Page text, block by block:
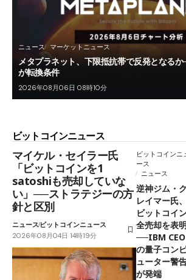
ニュース マーケットニュース
メタプラネット、下限抵抗帯で反発となる
が転換条件
2026年08月06日 08時10分
ビットコインニュース
マイケル・セイラー氏
「ビットコインを1
satoshiも売却していな
い」──ストラテジーの方
針と区別
ニュースビットコインニュース
2026年08月04日 14時19分
ビットコインニ
ース
ニュース
逆神ジム・ク
レイマー氏、
ビットコイ
全売却を表
──IBM CEO
の量子コン
ューター警
が発端